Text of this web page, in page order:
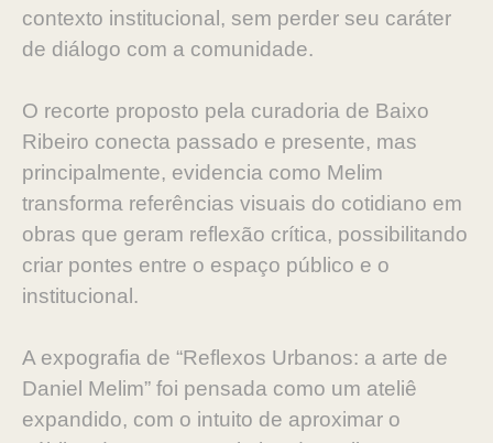
contexto institucional, sem perder seu caráter
de diálogo com a comunidade.
O recorte proposto pela curadoria de Baixo
Ribeiro conecta passado e presente, mas
principalmente, evidencia como Melim
transforma referências visuais do cotidiano em
obras que geram reflexão crítica, possibilitando
criar pontes entre o espaço público e o
institucional.
A expografia de “Reflexos Urbanos: a arte de
Daniel Melim” foi pensada como um ateliê
expandido, com o intuito de aproximar o